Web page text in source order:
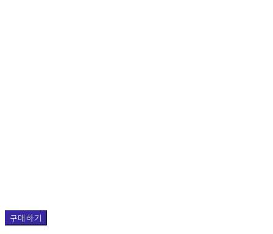
구매하기